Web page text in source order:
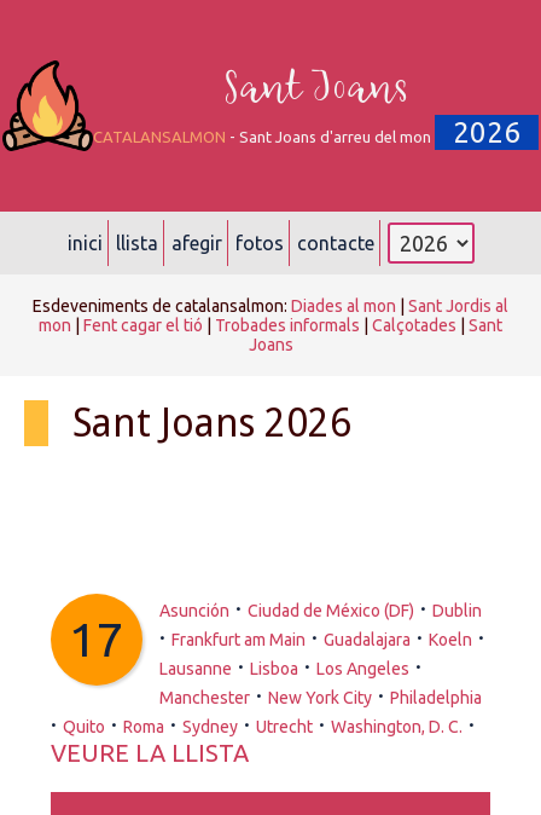
Sant Joans
CATALANSALMON - Sant Joans d'arreu del mon 2026
inici llista afegir fotos contacte
Esdeveniments de catalansalmon: Diades al mon
Sant Jordis al
mon
Fent cagar el tió Trobades informals Calçotades
Sant
Joans
Sant Joans 2026
17
Asunción · Ciudad de México (DF) · Dublin
· Frankfurt am Main · Guadalajara · Koeln ·
Lausanne · Lisboa · Los Angeles ·
Manchester · New York City · Philadelphia
· Quito · Roma · Sydney · Utrecht · Washington, D. C. ·
VEURE LA LLISTA